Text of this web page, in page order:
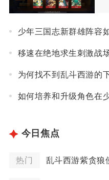
移速在绝地求生刺激战
为何找不到乱斗西游的
如何培养和升级角色在
今日焦点
热门